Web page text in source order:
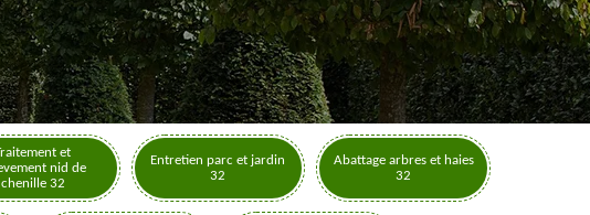
et
nid de
chenille 32
Entretien parc et jardin
32
Abattage arbres et haies
32